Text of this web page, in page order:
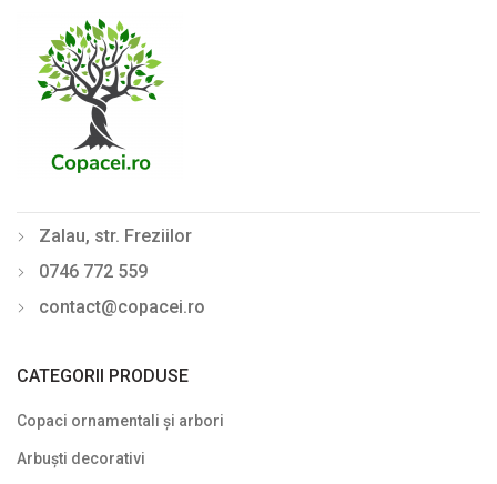
Lemn câinesc (Ligustrum)
Liliac de vară (Buddleja davidii)
Mahonia
Philadelphus (Lămâiță)
Physocarpus
Pyracantha
Sălcioară (Elaeagnus)
Soc (Sambucus)
Spiraea (Cununiță)
Zalau, str. Freziilor
0746 772 559
contact@copacei.ro
CATEGORII PRODUSE
Copaci ornamentali și arbori
Arbuști decorativi